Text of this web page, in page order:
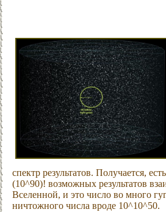
спектр результатов. Получается,
(10^90)! возможных результатов
Вселенной, и это число во много
ничтожного числа вроде 10^10^50.